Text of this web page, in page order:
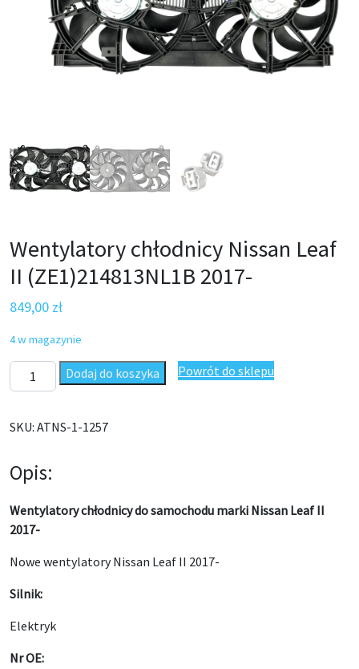
Wentylatory chłodnicy Nissan Leaf
II (ZE1)214813NL1B 2017-
849,00 zł
4 w magazynie
ilość Wentylatory chłodnicy Nissan Leaf II (ZE1)214813NL1B
Dodaj do koszyka Powrót do sklepu
SKU: ATNS-1-1257
Opis:
Wentylatory chłodnicy do samochodu marki Nissan Leaf II
2017-
Nowe wentylatory Nissan Leaf II 2017-
Silnik:
Elektryk
Nr OE: